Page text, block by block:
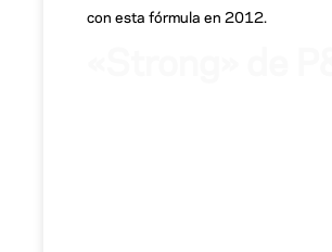
con esta fórmula en 2012.